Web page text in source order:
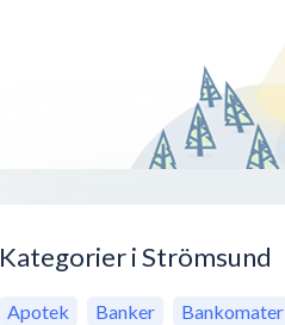
Kategorier i Strömsund
Apotek Banker Bankomater